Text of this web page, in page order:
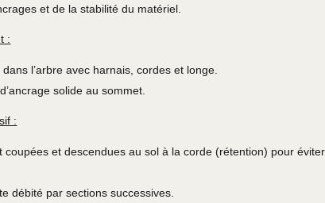
et de la stabilité du matériel.
:
dans l’arbre avec harnais, cordes et longe.
solide au sommet.
:
coupées et descendues au sol à la corde (rétention) pour
débité par sections successives.